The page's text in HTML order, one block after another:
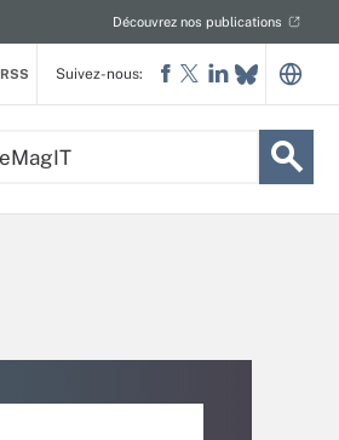
Découvrez nos publications
RSS Suivez-nous: